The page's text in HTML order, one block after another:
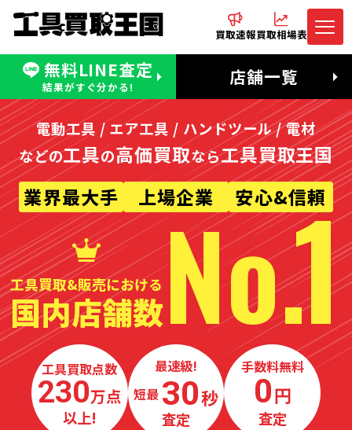
買取速報買取相場表
無料LINE査定
結果がすぐ分かる! 店舗一覧
無料LINE査定
受付：11:00〜19:00 木曜定休日
電話でお問合わせ
営業時間：11:00〜20:00
電動工具 / エア工具 / ハンドツール / 電材
などの工具の高価買取なら工具買取王国
業界最大手
上場企業 安心&信頼
工具買取&販売における
国内店舗数No.1
工具買取点数
230万点
以上!
最速級!
最短 30秒
査定
手数料無料
0円
査定